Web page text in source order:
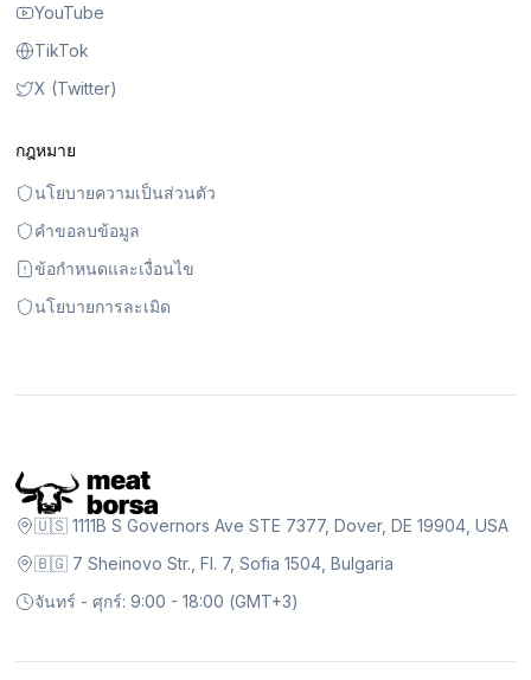
YouTube
TikTok
X (Twitter)
กฎหมาย
นโยบายความเป็นส่วนตัว
คำขอลบข้อมูล
ข้อกำหนดและเงื่อนไข
นโยบายการละเมิด
🇺🇸 1111B S Governors Ave STE 7377, Dover, DE 19904, USA
🇧🇬 7 Sheinovo Str., Fl. 7, Sofia 1504, Bulgaria
จันทร์ - ศุกร์: 9:00 - 18:00 (GMT+3)